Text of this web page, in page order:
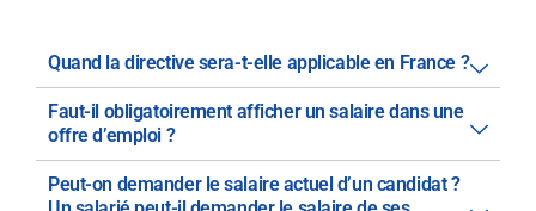
Quand la directive sera-t-elle applicable en France ?
Faut-il obligatoirement afficher un salaire dans une
offre d’emploi ?
Peut-on demander le salaire actuel d’un candidat ?